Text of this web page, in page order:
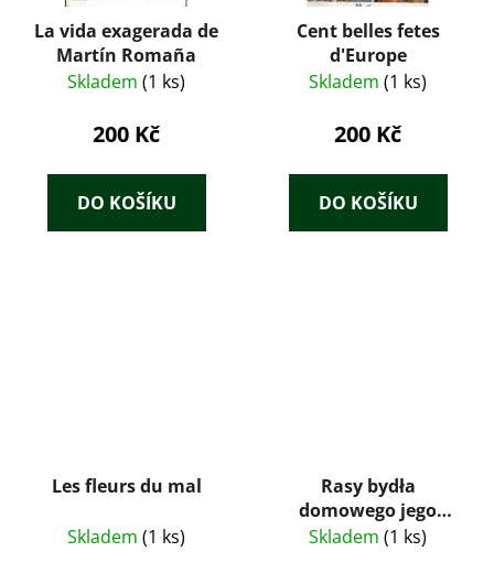
La vida exagerada de
Martín Romaña
Skladem (1 ks)
200 Kč
DO KOŠÍKU
Cent belles fetes
d'Europe
Skladem (1 ks)
200 Kč
DO KOŠÍKU
Les fleurs du mal
Skladem (1 ks)
Rasy bydła
domowego jego
hodowla i żywienie
Skladem (1 ks)